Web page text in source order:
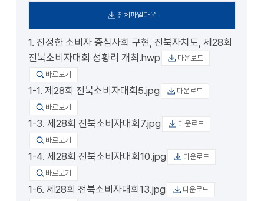
전체파일다운
1. 진정한 소비자 중심사회 구현, 전북자치도, 제28회
전북소비자대회 성황리 개최.hwp
다운로드
바로보기
1-1. 제28회 전북소비자대회5.jpg
다운로드
바로보기
1-3. 제28회 전북소비자대회7.jpg
다운로드
바로보기
1-4. 제28회 전북소비자대회10.jpg
다운로드
바로보기
1-6. 제28회 전북소비자대회13.jpg
다운로드